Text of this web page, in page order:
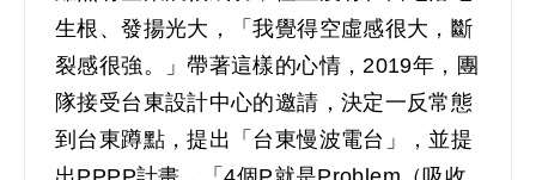
生根、發揚光大，「我覺得空虛感很大，斷
裂感很強。」帶著這樣的心情，2019年，團
隊接受台東設計中心的邀請，決定一反常態
到台東蹲點，提出「台東慢波電台」，並提